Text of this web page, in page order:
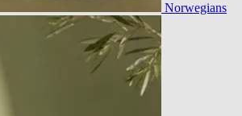
Norwegians